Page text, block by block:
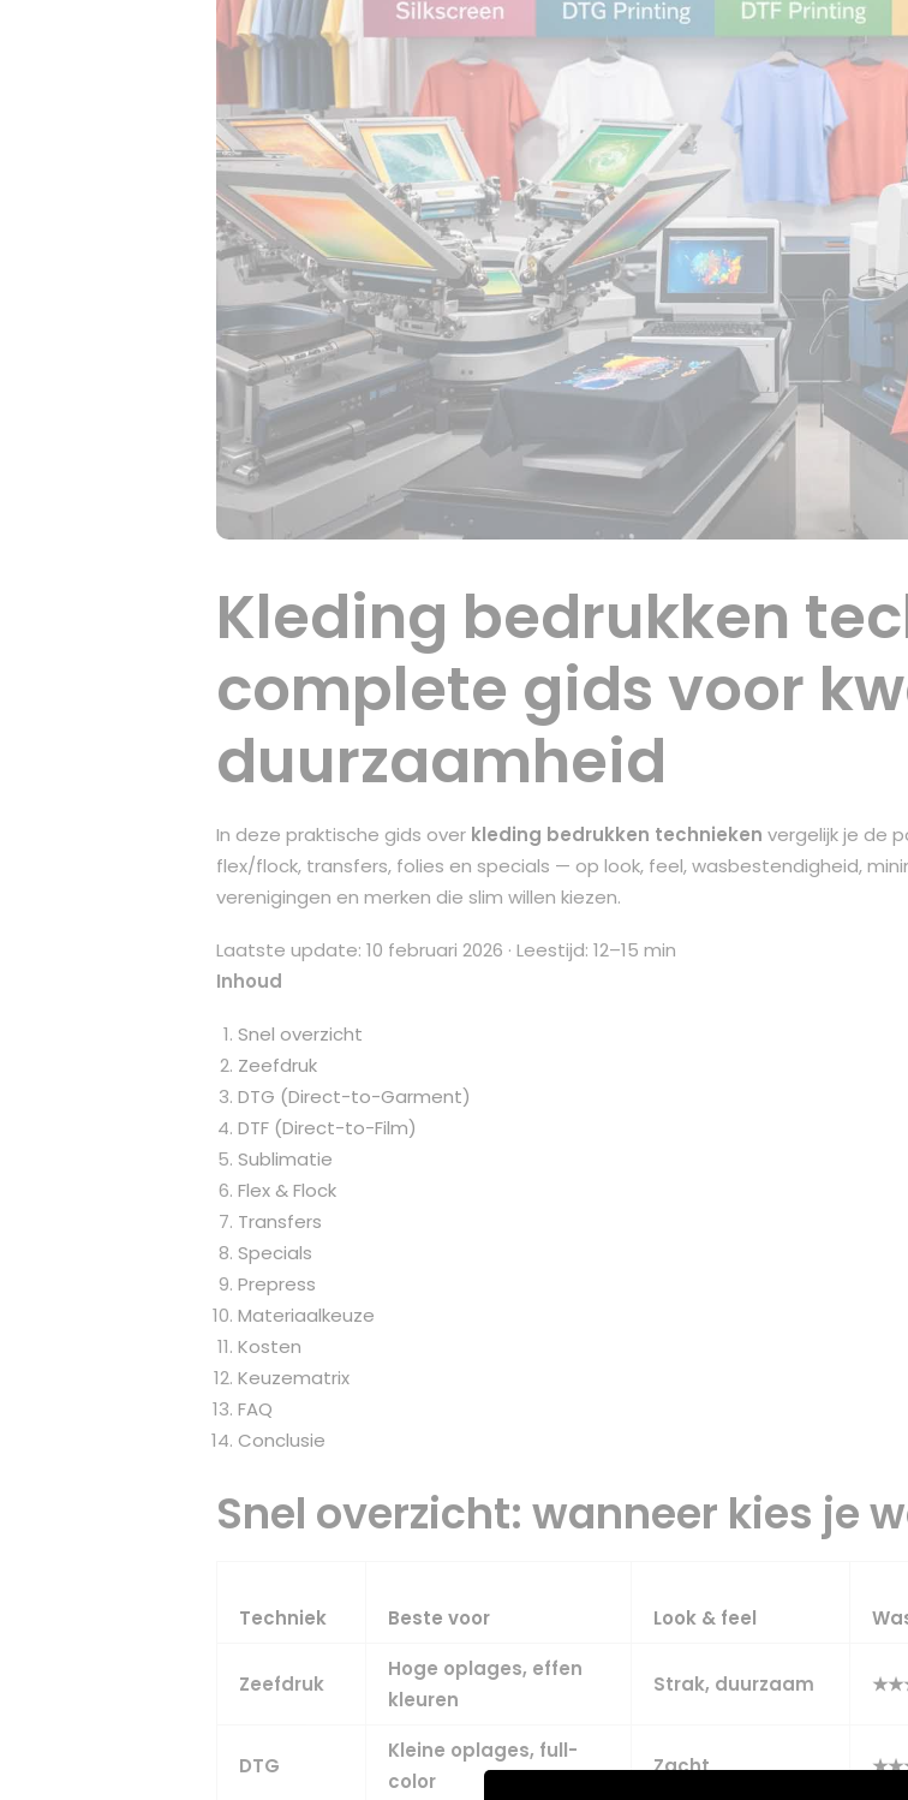
Kleding bedrukken
complete gids voor
duurzaamheid
In deze praktische gids over kleding bedrukken technieken vergelijk je de
flex/flock, transfers, folies en specials — op look, feel, wasbestendigheid,
verenigingen en merken die slim willen kiezen.
Laatste update: 10 februari 2026 · Leestijd: 12–15 min
Inhoud
Snel overzicht
Zeefdruk
DTG (Direct-to-Garment)
DTF (Direct-to-Film)
Sublimatie
Flex & Flock
Transfers
Specials
Prepress
Materiaalkeuze
Kosten
Keuzematrix
FAQ
Conclusie
Snel overzicht: wanneer kies je
Techniek Beste voor Look & feel
Zeefdruk
Hoge oplages, effen
kleuren
Strak, duurzaam
DTG
Kleine oplages, full-
color
Zacht